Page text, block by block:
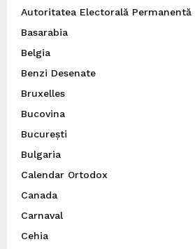
Autoritatea Electorală Permanentă
Basarabia
Belgia
Benzi Desenate
Bruxelles
Bucovina
București
Bulgaria
Calendar Ortodox
Canada
Carnaval
Cehia